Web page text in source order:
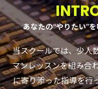
あなたの“やりたい”
当スクールでは、少人
マンレッスンを組み合
に寄り添った指導を行